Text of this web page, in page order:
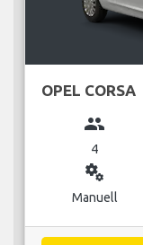
OPEL CORSA
group
4
miscellaneous_services
Manuell